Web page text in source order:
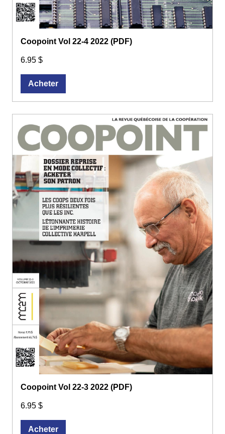
Coopoint Vol 22-4 2022 (PDF)
6.95 $
Acheter
Coopoint Vol 22-3 2022 (PDF)
6.95 $
Acheter